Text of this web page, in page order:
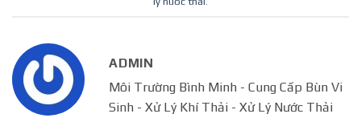
ADMIN
Môi Trường Bình Minh - Cung Cấp Bùn Vi
Sinh - Xử Lý Khí Thải - Xử Lý Nước Thải